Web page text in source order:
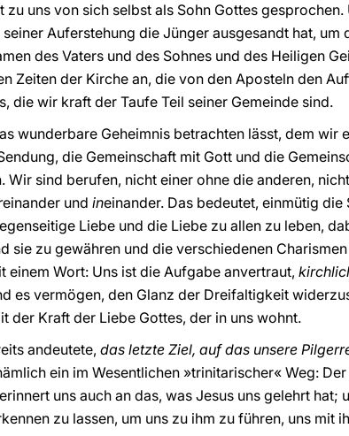
uns von sich selbst als Sohn Gottes gesprochen.
Auferstehung die Jünger ausgesandt hat, um
des Vaters und des Sohnes und des Heiligen
Zeiten der Kirche an, die von den Aposteln den
die wir kraft der Taufe Teil seiner Gemeinde sind.
wunderbare Geheimnis betrachten lässt, dem wir
die Gemeinschaft mit Gott und die
sind berufen, nicht einer ohne die anderen,
einander und ineinander. Das bedeutet, einmütig
Liebe und die Liebe zu allen zu leben,
sie zu gewähren und die verschiedenen
einem Wort: Uns ist die Aufgabe anvertraut,
es vermögen, den Glanz der Dreifaltigkeit
der Kraft der Liebe Gottes, der in uns wohnt.
andeutete, das letzte Ziel, auf das unsere
ein im Wesentlichen »trinitarischer« Weg:
uns auch an das, was Jesus uns gelehrt hat;
zu lassen, um uns zu ihm zu führen, uns mit